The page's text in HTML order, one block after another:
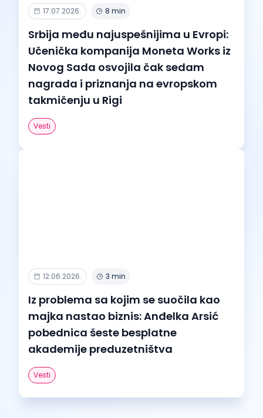
17.07.2026. 8 min
Srbija među najuspešnijima u Evropi:
Učenička kompanija Moneta Works iz
Novog Sada osvojila čak sedam
nagrada i priznanja na evropskom
takmičenju u Rigi
Vesti
12.06.2026. 3 min
Iz problema sa kojim se suočila kao
majka nastao biznis: Anđelka Arsić
pobednica šeste besplatne
akademije preduzetništva
Vesti